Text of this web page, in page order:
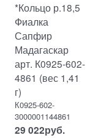
*Кольцо р.18,5
Фиалка
Сапфир
Мадагаскар
арт. К0925-602-
4861 (вес 1,41
г)
К0925-602-
3000001144861
29 022руб.